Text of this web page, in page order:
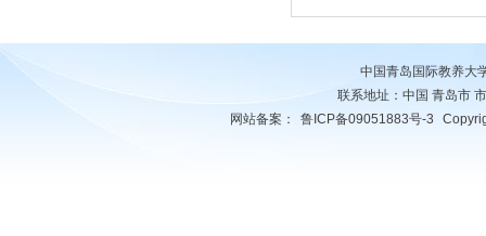
中国青岛国际教养大
联系地址：中国 青岛市
网站备案：
鲁ICP备09051883号-3